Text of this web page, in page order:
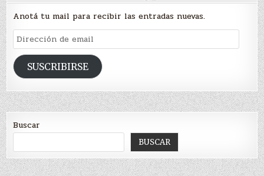
Anotá tu mail para recibir las entradas nuevas.
Dirección
de
emailSUSCRIBIRSE
Buscar
BUSCAR